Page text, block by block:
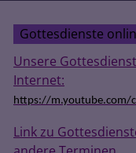
Gottesdienste
Unsere
Internet:
https://m.youtube.com/
Link zu